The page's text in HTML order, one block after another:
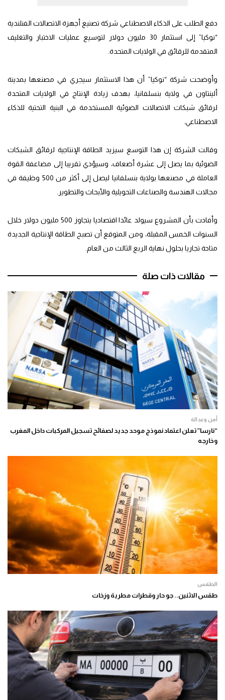
دفع الطلب على الذكاء الاصطناعي شركة تصنيع أجهزة الاتصالات الفنلندية
“نوكيا” إلى استثمار 30 مليون دولار لتوسيع عمليات الاختبار والتغليف
المتقدمة للرقائق في الولايات المتحدة.
وأوضحت شركة “نوكيا” أن هذا الاستثمار سيجري في مصنعها بمدينة
ألينتاون في ولاية بنسلفانيا، بهدف زيادة الإنتاج في الولايات المتحدة
لرقائق شبكات الاتصالات الضوئية المستخدمة في البنية التحتية للذكاء
الاصطناعي.
وقالت الشركة إن هذا التوسع سيزيد الطاقة الإنتاجية لرقائق الشبكات
الضوئية بما يصل إلى عشرة أضعاف، وسيؤدي تقريبا إلى مضاعفة القوة
العاملة في مصنعها بولاية بنسلفانيا ليصل إلى أكثر من 500 وظيفة في
مجالات الهندسة والصناعات التحويلية والأبحاث والتطوير.
وأفادت بأن المشروع سيولد عائدا اقتصاديا يتجاوز 500 مليون دولار خلال
السنوات الخمس المقبلة، ومن المتوقع أن تصبح الطاقة الإنتاجية الجديدة
متاحة تجاريا بحلول نهاية الربع الثالث من العام.
مقالات ذات صلة
أمن وعدالة
“نارسا” تعلن اعتماد نموذج موحد جديد لصفائح تسجيل المركبات داخل المغرب
وخارجه
الطقس
طقس الاثنين.. جو حار وقطرات مطرية وزخات